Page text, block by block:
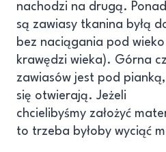
nachodzi na drugą.
są zawiasy tkanina byłą
bez naciągania pod
krawędzi wieka). Górna
zawiasów jest pod
się otwierają. Jeżeli
chcielibyśmy założyć
to trzeba byłoby wyciąć